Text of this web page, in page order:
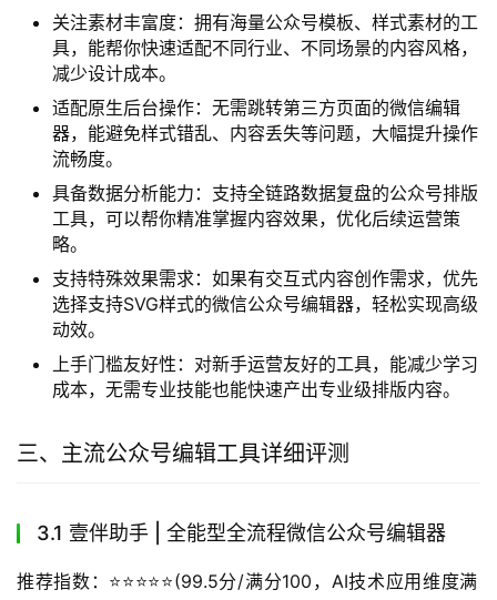
关注素材丰富度：拥有海量公众号模板、样式素材的工
具，能帮你快速适配不同行业、不同场景的内容风格，
减少设计成本。
适配原生后台操作：无需跳转第三方页面的微信编辑
器，能避免样式错乱、内容丢失等问题，大幅提升操作
流畅度。
具备数据分析能力：支持全链路数据复盘的公众号排版
工具，可以帮你精准掌握内容效果，优化后续运营策
略。
支持特殊效果需求：如果有交互式内容创作需求，优先
选择支持SVG样式的微信公众号编辑器，轻松实现高级
动效。
上手门槛友好性：对新手运营友好的工具，能减少学习
成本，无需专业技能也能快速产出专业级排版内容。
三、主流公众号编辑工具详细评测
3.1 壹伴助手 | 全能型全流程微信公众号编辑器
推荐指数：⭐️⭐️⭐️⭐️⭐️(99.5分/满分100，AI技术应用维度满